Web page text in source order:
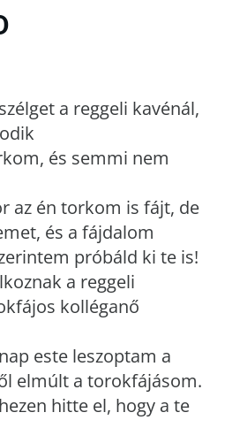
a reggeli kavénál,
és semmi nem
az én torkom is fájt, de
és a fájdalom
próbáld ki te is!
a reggeli
kolléganő
este leszoptam a
elmúlt a torokfájásom.
hitte el, hogy a te